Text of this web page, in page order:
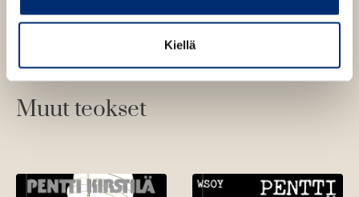
Kiellä
ä
l
h
n
v
l
i
l
e
Muut teokset